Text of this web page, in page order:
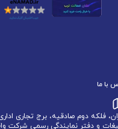
با ما
فلکه دوم صادقیه، برج تجاری
و دفتر نمایندگی رسمی شرکت